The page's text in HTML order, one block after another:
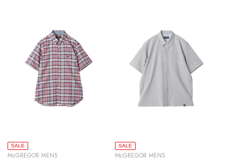
SALE
McGREGOR MENS
SALE
McGREGOR MENS